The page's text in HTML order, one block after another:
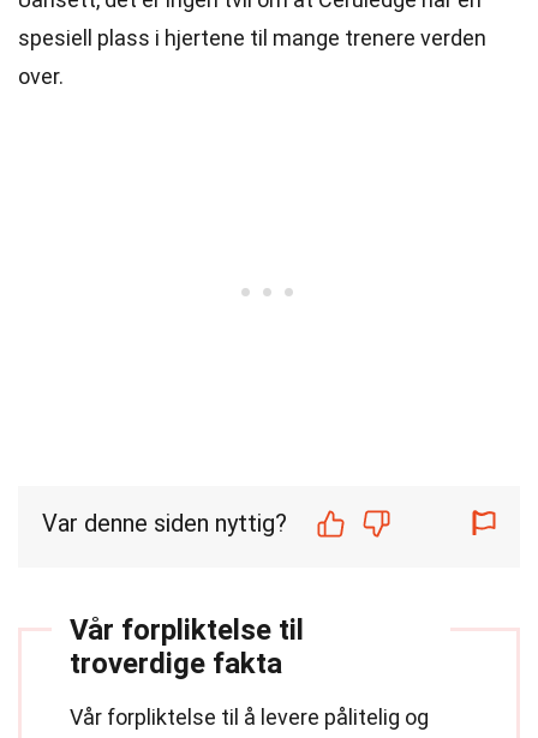
spesiell plass i hjertene til mange trenere verden
over.
Var denne siden nyttig?
Vår forpliktelse til
troverdige fakta
Vår forpliktelse til å levere pålitelig og